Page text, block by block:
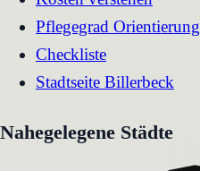
Pflegegrad Orientierung
Checkliste
Stadtseite Billerbeck
Nahegelegene Städte